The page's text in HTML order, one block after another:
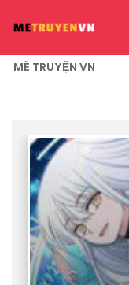
MÊ TRUYỆN VN